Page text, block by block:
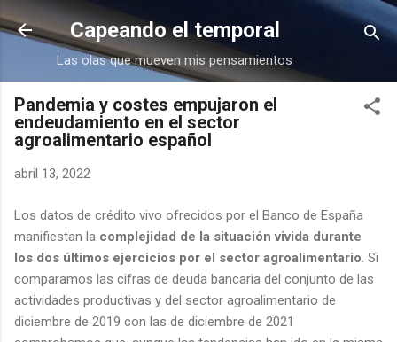
Ir al contenido principal
Capeando el temporal
Las olas que mueven mis pensamientos
Pandemia y costes empujaron el
endeudamiento en el sector
agroalimentario español
abril 13, 2022
Los datos de crédito vivo ofrecidos por el Banco de España
manifiestan la complejidad de la situación vivida durante
los dos últimos ejercicios por el sector agroalimentario . Si
comparamos las cifras de deuda bancaria del conjunto de las
actividades productivas y del sector agroalimentario de
diciembre de 2019 con las de diciembre de 2021